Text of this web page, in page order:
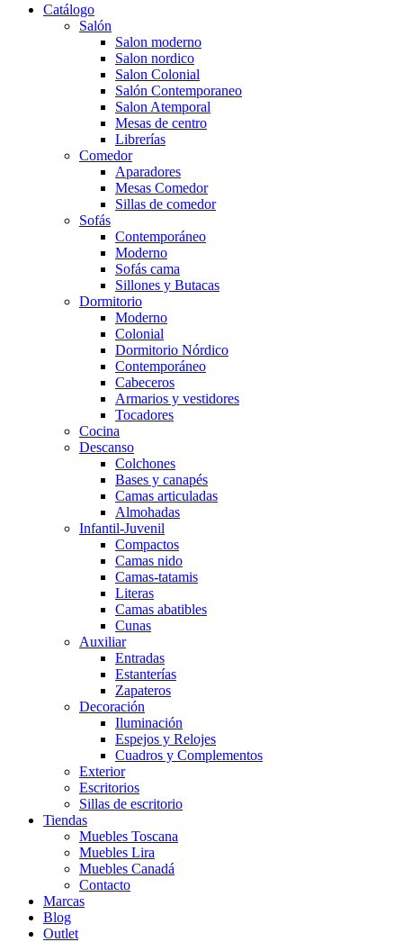
Catálogo
Salón
Salon moderno
Salon nordico
Salon Colonial
Salón Contemporaneo
Salon Atemporal
Mesas de centro
Librerías
Comedor
Aparadores
Mesas Comedor
Sillas de comedor
Sofás
Contemporáneo
Moderno
Sofás cama
Sillones y Butacas
Dormitorio
Moderno
Colonial
Dormitorio Nórdico
Contemporáneo
Cabeceros
Armarios y vestidores
Tocadores
Cocina
Descanso
Colchones
Bases y canapés
Camas articuladas
Almohadas
Infantil-Juvenil
Compactos
Camas nido
Camas-tatamis
Literas
Camas abatibles
Cunas
Auxiliar
Entradas
Estanterías
Zapateros
Decoración
Iluminación
Espejos y Relojes
Cuadros y Complementos
Exterior
Escritorios
Sillas de escritorio
Tiendas
Muebles Toscana
Muebles Lira
Muebles Canadá
Contacto
Marcas
Blog
Outlet